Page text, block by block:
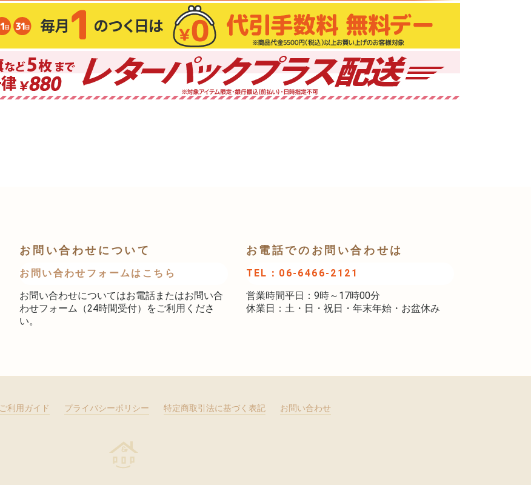
お問い合わせについて
お問い合わせフォームはこちら
お問い合わせについてはお電話またはお問い合
わせフォーム（24時間受付）をご利用くださ
い。
お電話でのお問い合わせは
TEL：06-6466-2121
営業時間平日：9時～17時00分
休業日：土・日・祝日・年末年始・お盆休み
ご利用ガイド プライバシーポリシー 特定商取引法に基づく表記 お問い合わせ